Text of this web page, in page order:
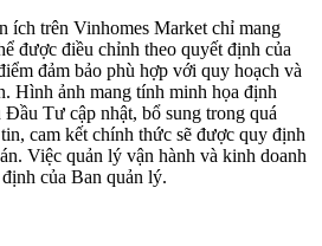
ích trên Vinhomes Market chỉ mang
được điều chỉnh theo quyết định của
đảm bảo phù hợp với quy hoạch và
Hình ảnh mang tính minh họa định
Tư cập nhật, bổ sung trong quá
cam kết chính thức sẽ được quy định
Việc quản lý vận hành và kinh doanh
của Ban quản lý.